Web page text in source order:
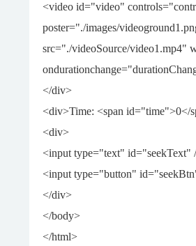
<video id="video"
poster="./images/
src="./videoSource/video1.mp4"
</div>
<div>Time: <span id="time">0</
<div>
<input type="text" id="seekText"
<input type="button"
</div>
</body>
</html>